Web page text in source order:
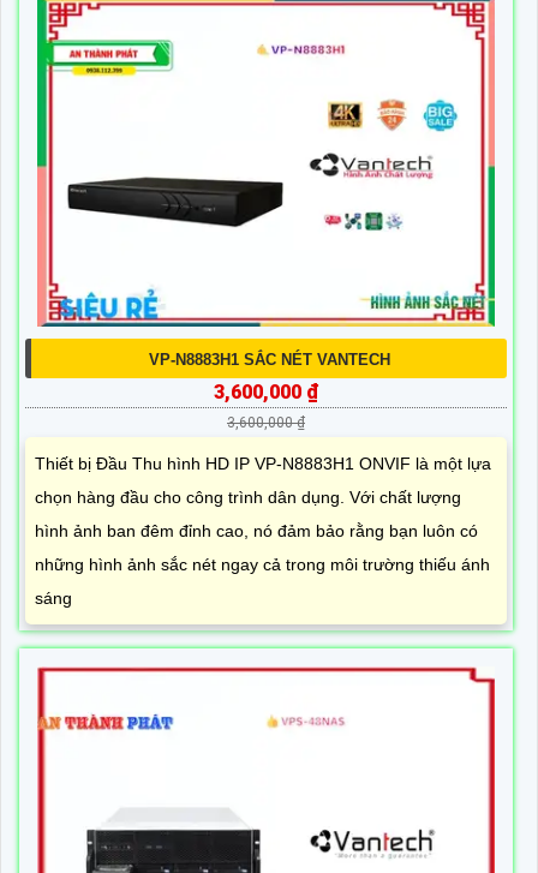
VP-N8883H1 SẮC NÉT VANTECH
3,600,000 ₫
3,600,000 ₫
Thiết bị Đầu Thu hình HD IP VP-N8883H1 ONVIF là một lựa
chọn hàng đầu cho công trình dân dụng. Với chất lượng
hình ảnh ban đêm đỉnh cao, nó đảm bảo rằng bạn luôn có
những hình ảnh sắc nét ngay cả trong môi trường thiếu ánh
sáng